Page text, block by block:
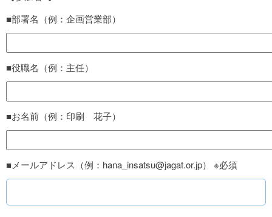
■部署名（例：企画営業部）
■役職名（例：主任）
■お名前（例：印刷 花子）
■メールアドレス（例：hana_insatsu@jagat.or.jp） ※必須